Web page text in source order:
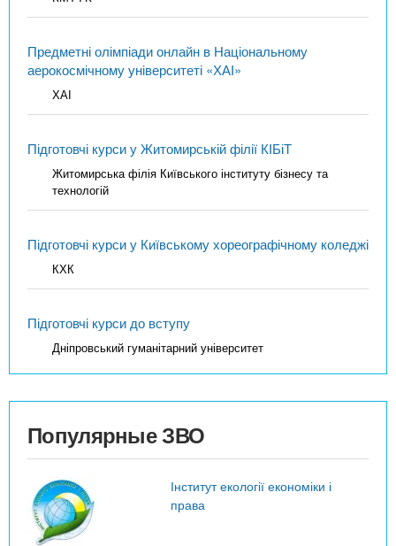
Предметні олімпіади онлайн в Національному
аерокосмічному університеті «ХАІ»
ХАІ
Підготовчі курси у Житомирській філії КІБіТ
Житомирська філія Київського інституту бізнесу та
технологій
Підготовчі курси у Київському хореографічному коледжі
КХК
Підготовчі курси до вступу
Дніпровський гуманітарний університет
Популярные ЗВО
Інститут екології економіки і
права